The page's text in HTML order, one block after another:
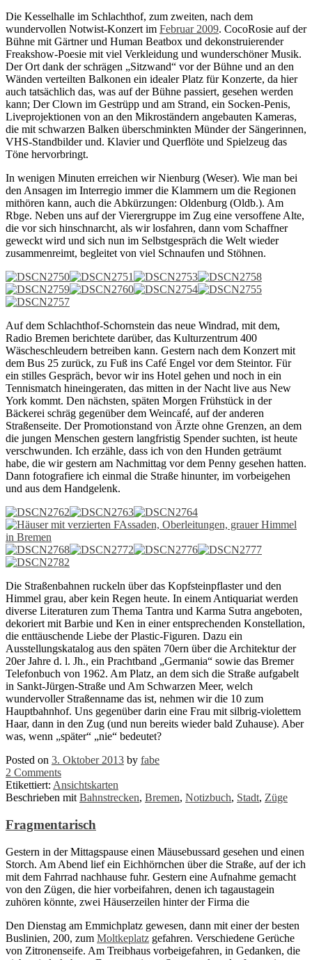
Die Kesselhalle im Schlachthof, zum zweiten, nach dem
wundervollen Notwist-Konzert im Februar 2009. CocoRosie auf der
Bühne mit Gärtner und Human Beatbox und dekonstruierender
Freakshow-Poesie mit viel Verkleidung und wunderschöner Musik.
Der Ort dank der schrägen „Sitzwand“ vor der Bühne und an den
Wänden verteilten Balkonen ein idealer Platz für Konzerte, da hier
auch tatsächlich das, was auf der Bühne passiert, gesehen werden
kann; Der Clown im Gestrüpp und am Strand, ein Socken-Penis,
Liveprojektionen von an den Mikroständern angebauten Kameras,
die mit schwarzen Balken überschminkten Münder der Sängerinnen,
VHS-Standbilder und. Klavier und Querflöte und Spielzeug das
Töne hervorbringt.
In wenigen Minuten erreichen wir Nienburg (Weser). Wie man bei
den Ansagen im Interregio immer die Klammern um die Regionen
mithören kann, auch die Abkürzungen: Oldenburg (Oldb.). Am
Rbge. Neben uns auf der Vierergruppe im Zug eine versoffene Alte,
die vor sich hinschnarcht, als wir losfahren, dann vom Schaffner
geweckt wird und sich nun im Selbstgespräch die Welt wieder
zusammenreimt, begleitet von viel Schnaufen und Stöhnen.
Auf dem Schlachthof-Schornstein das neue Windrad, mit dem,
Radio Bremen berichtete darüber, das Kulturzentrum 400
Wäscheschleudern betreiben kann. Gestern nach dem Konzert mit
dem Bus 25 zurück, zu Fuß ins Café Engel vor dem Steintor. Für
ein stilles Gespräch, bevor wir ins Hotel gehen und noch in ein
Tennismatch hineingeraten, das mitten in der Nacht live aus New
York kommt. Den nächsten, späten Morgen Frühstück in der
Bäckerei schräg gegenüber dem Weincafé, auf der anderen
Straßenseite. Der Promotionstand von Ärzte ohne Grenzen, an dem
die jungen Menschen gestern langfristig Spender suchten, ist heute
verschwunden. Ich erzähle, dass ich von den Hunden geträumt
habe, die wir gestern am Nachmittag vor dem Penny gesehen hatten.
Dann fotografiere ich einmal die Straße hinunter, im vorbeigehen
und aus dem Handgelenk.
Die Straßenbahnen ruckeln über das Kopfsteinpflaster und den
Himmel grau, aber kein Regen heute. In einem Antiquariat werden
diverse Literaturen zum Thema Tantra und Karma Sutra angeboten,
dekoriert mit Barbie und Ken in einer entsprechenden Konstellation,
die enttäuschende Liebe der Plastic-Figuren. Dazu ein
Ausstellungskatalog aus den späten 70ern über die Architektur der
20er Jahre d. l. Jh., ein Prachtband „Germania“ sowie das Bremer
Telefonbuch von 1962. Am Platz, an dem sich die Straße aufgabelt
in Sankt-Jürgen-Straße und Am Schwarzen Meer, welch
wundervoller Straßenname das ist, nehmen wir die 10 zum
Hauptbahnhof. Uns gegenüber darin eine Frau mit silbrig-violettem
Haar, dann in den Zug (und nun bereits wieder bald Zuhause). Aber
was, wenn „später“ „nie“ bedeutet?
Posted on 3. Oktober 2013 by fabe
2 Comments
Etikettiert: Ansichtskarten
Beschrieben mit Bahnstrecken, Bremen, Notizbuch, Stadt, Züge
Fragmentarisch
Gestern in der Mittagspause einen Mäusebussard gesehen und einen
Storch. Am Abend lief ein Eichhörnchen über die Straße, auf der ich
mit dem Fahrrad nachhause fuhr. Gestern eine Aufnahme gemacht
von den Zügen, die hier vorbeifahren, denen ich tagaustagein
zuhören könnte, zwei Häuserzeilen hinter der Firma die
Den Dienstag am Emmichplatz gewesen, dann mit einer der besten
Buslinien, 200, zum Moltkeplatz gefahren. Verschiedene Gerüche
von Zitronenseife. Am Treibhaus vorbeigefahren, in Gedanken, die